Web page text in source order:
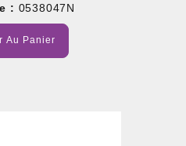
: 0538047N
Au Panier